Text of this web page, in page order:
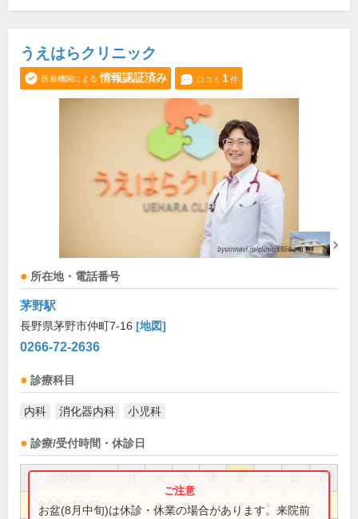
うえはらクリニック
医療機関による 情報認証済み 口コミ 1件
所在地・電話番号
茅野駅
長野県茅野市仲町7-16 [地図]
0266-72-2636
診療科目
内科 消化器内科 小児科
診療/受付時間・休診日
祝
9:00～12:30 ● ● ● ● ●
お盆(8月中旬)は休診・休業の場合があります。来院前